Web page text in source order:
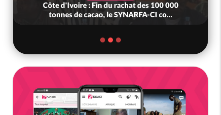
Côte d'Ivoire : Fin du rachat des 100 000
tonnes de cacao, le SYNARFA-CI co...